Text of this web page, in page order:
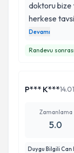
doktoru bize
herkese
görüşmeden
Devamı
Randevu sonrası
P*** K***
Zamanlama
5.0
Duygu Bilgili Can